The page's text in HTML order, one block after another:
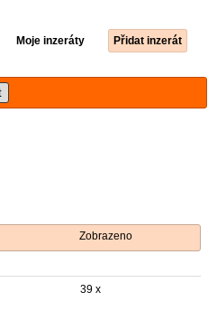
Moje inzeráty Přidat inzerát
Zobrazeno
39 x